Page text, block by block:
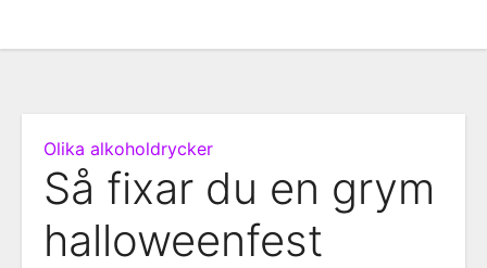
Olika alkoholdrycker
Så fixar du en grym
halloweenfest